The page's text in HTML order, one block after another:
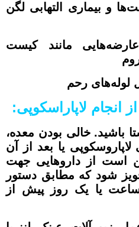
و بیماری التهابی لگن
مانند کیست
رحم
انجام لاپاراسکوپی:
ناشتا باشید. خالی بودن معده،
یا بعد از آن
است از دارو‌هایی جهت
شود که مطابق دستور
ساعت یا یک روز پیش از